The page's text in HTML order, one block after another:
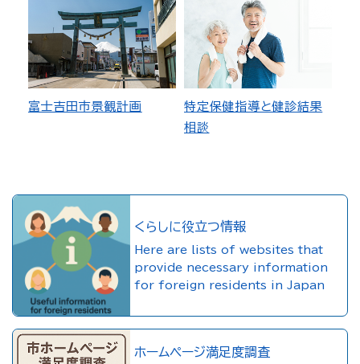
富士吉田市景観計画
特定保健指導と健診結果
相談
くらしに役立つ情報
Here are lists of websites that
provide necessary information
for foreign residents in Japan
ホームページ満足度調査